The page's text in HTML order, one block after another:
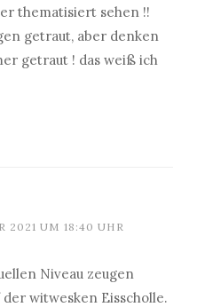
thematisiert sehen !!
getraut, aber denken
getraut ! das weiß ich
2021 UM 18:40 UHR
Niveau zeugen
witwesken Eisscholle.